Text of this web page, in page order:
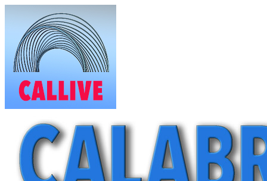
contenuto